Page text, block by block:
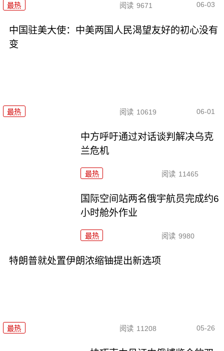
最热 阅读 9671 06-03
中国驻美大使：中美两国人民渴望友好的初心没有
变
最热 阅读 10619 06-01
中方呼吁通过对话谈判解决乌克
兰危机
最热 阅读 11465
国际空间站两名俄宇航员完成约6
小时舱外作业
最热 阅读 9980
特朗普就处置伊朗浓缩铀提出新选项
最热 阅读 11208 05-26